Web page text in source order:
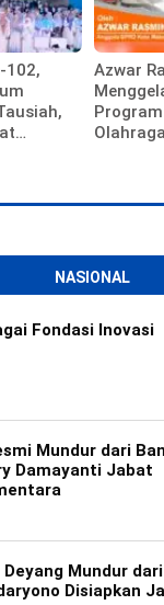
102,
Azwar
Olahraga
NASIONAL
Fondasi Inovasi
Mundur dari
Damayanti Jabat
Mundur dari
Disiapkan